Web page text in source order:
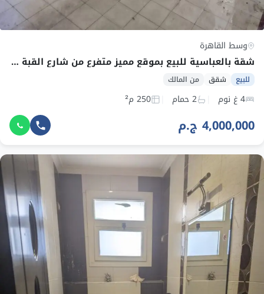
وسط القاهرة
شقة بالعباسية للبيع بموقع مميز متفرع من شارع القبة الفدويه
للبيع شقق من المالك
4 غ نوم 2 حمام 250 م²
4,000,000 ج.م